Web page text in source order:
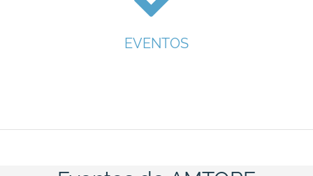
EVENTOS